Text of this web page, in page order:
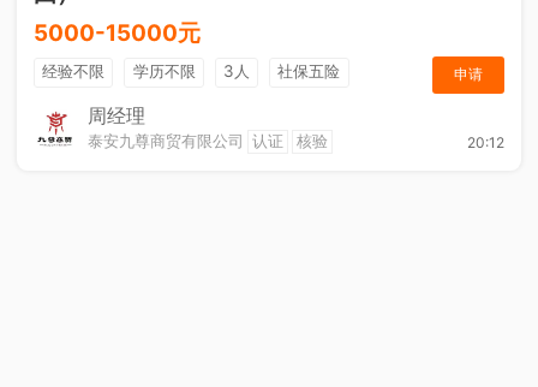
5000-15000元
经验不限 学历不限 3人
社保五险
节日福利
综合补贴
年终奖金
休假制度 法定节假日
申请
周经理
泰安九尊商贸有限公司 认证 核验 20:12